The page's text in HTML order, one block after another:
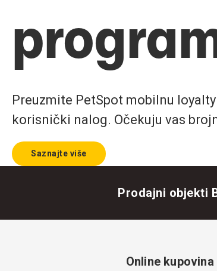
Preuzmite PetSpot mobilnu
korisnički nalog. Očekuju vas
Saznajte više
Prodajni objekti
Online kupovina